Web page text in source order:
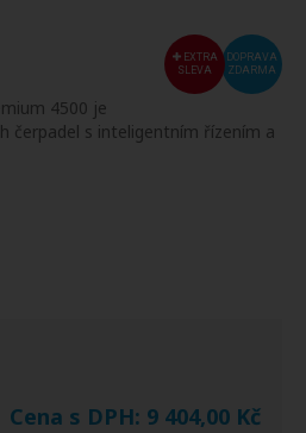
DOPRAVA
ZDARMA
EXTRA
SLEVA
4500 je
čerpadel s inteligentním řízením a
Cena s DPH: 9 404,00 Kč